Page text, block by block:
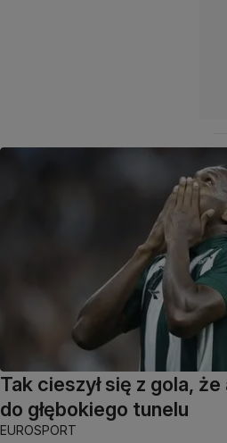
Tak cieszył się z gola, że
do głębokiego tunelu
EUROSPORT